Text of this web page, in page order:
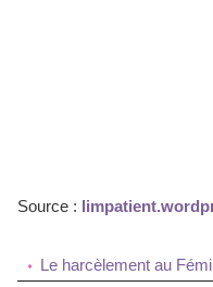
Source :
Le harcèlement au